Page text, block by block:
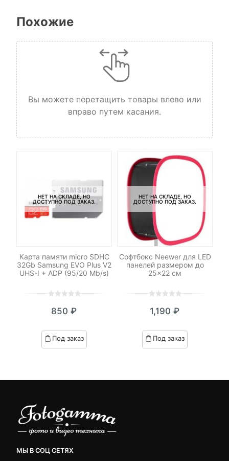
Похожие
Вы можете перетащить товары влево или
вправо путем касания.
НЕТ НА СКЛАДЕ, НО
ДОСТУПНО ПОД ЗАКАЗ.
Карта памяти micro SDHC
32Gb Samsung EVO Plus V2
UHS-I + ADP (95/20 Mb/s)
out
based
on
850 ₽
Под заказ
НЕТ НА СКЛАДЕ, НО
ДОСТУПНО ПОД ЗАКАЗ.
Софтбокс Neewer для LED
панелей размером до
25×22 см
out
based
on
1,190 ₽
Под заказ
МЫ В СОЦ СЕТЯХ